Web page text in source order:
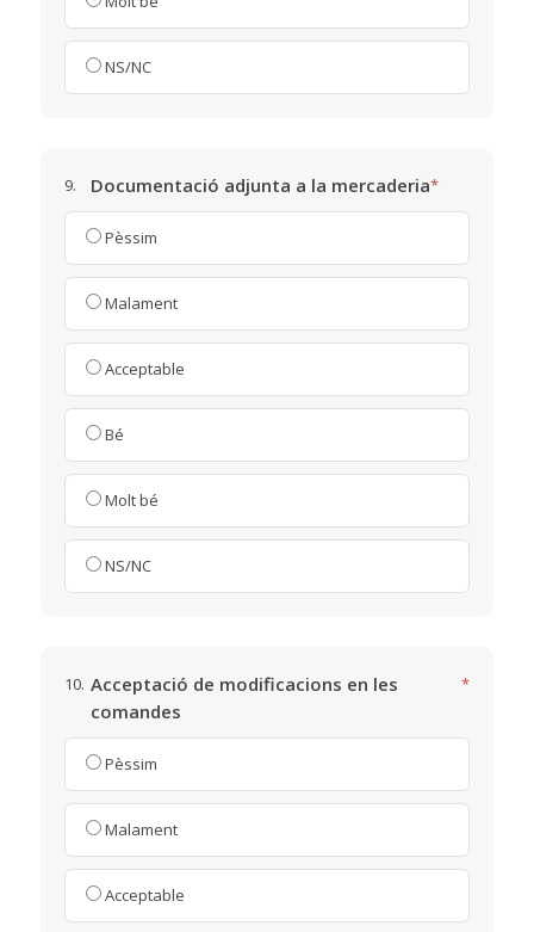
NS/NC
9. Documentació adjunta a la mercaderia*
Pèssim
Malament
Acceptable
Bé
Molt bé
NS/NC
10. Acceptació de modificacions en les
comandes
*
Pèssim
Malament
Acceptable